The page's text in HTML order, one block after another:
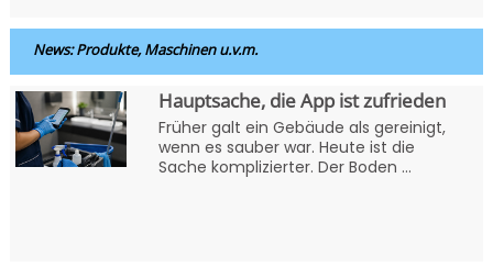
News: Produkte, Maschinen u.v.m.
Hauptsache, die App ist zufrieden
Früher galt ein Gebäude als gereinigt,
wenn es sauber war. Heute ist die
Sache komplizierter. Der Boden ...